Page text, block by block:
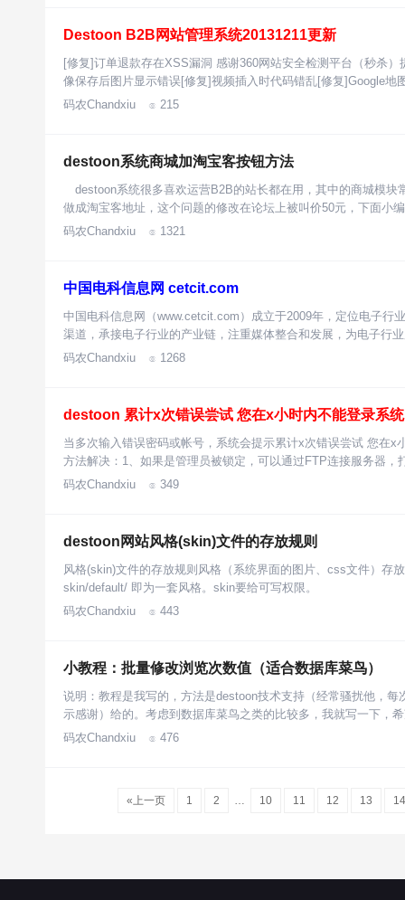
Destoon B2B网站管理系统20131211更新
[修复]订单退款存在XSS漏洞 感谢360网站安全检测平台（秒杀
像保存后图片显示错误[修复]视频插入时代码错乱[修复]Google地
码农Chandxiu
 215
destoon系统商城加淘宝客按钮方法
destoon系统很多喜欢运营B2B的站长都在用，其中的商城模块
做成淘宝客地址，这个问题的修改在论坛上被叫价50元，下面小
码农Chandxiu
 1321
中国电科信息网 cetcit.com
中国电科信息网（www.cetcit.com）成立于2009年，定位电子行
渠道，承接电子行业的产业链，注重媒体整合和发展，为电子行
码农Chandxiu
 1268
destoon 累计x次错误尝试 您在x小时内不能登录系
当多次输入错误密码或帐号，系统会提示累计x次错误尝试 您在
方法解决：1、如果是管理员被锁定，可以通过FTP连接服务器
码农Chandxiu
 349
destoon网站风格(skin)文件的存放规则
风格(skin)文件的存放规则风格（系统界面的图片、css文件）存
skin/default/ 即为一套风格。skin要给可写权限。
码农Chandxiu
 443
小教程：批量修改浏览次数值（适合数据库菜鸟）
说明：教程是我写的，方法是destoon技术支持（经常骚扰他，
示感谢）给的。考虑到数据库菜鸟之类的比较多，我就写一下，
码农Chandxiu
 476
«上一页 1 2 10 11 12 13